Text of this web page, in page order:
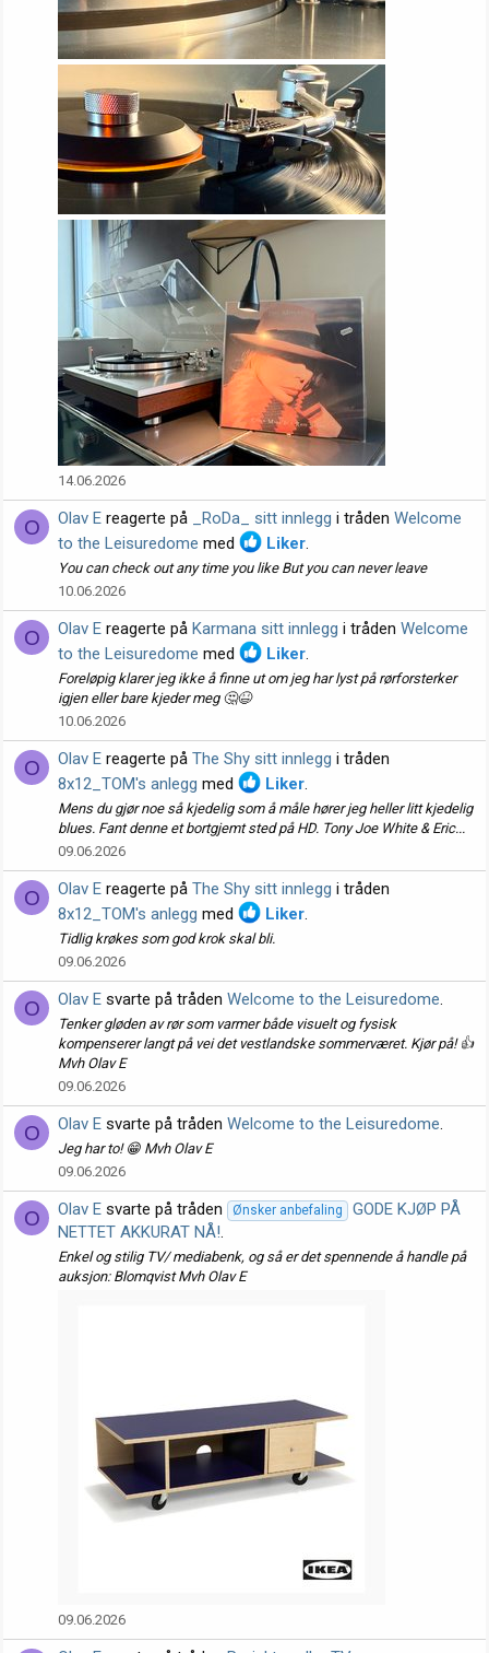
14.06.2026
O Olav E reagerte på _RoDa_ sitt innlegg i tråden Welcome
to the Leisuredome med Liker.
You can check out any time you like But you can never leave
10.06.2026
O Olav E reagerte på Karmana sitt innlegg i tråden Welcome
to the Leisuredome med Liker.
Foreløpig klarer jeg ikke å finne ut om jeg har lyst på rørforsterker
igjen eller bare kjeder meg 🤔😆
10.06.2026
O Olav E reagerte på The Shy sitt innlegg i tråden
8x12_TOM's anlegg med Liker.
Mens du gjør noe så kjedelig som å måle hører jeg heller litt kjedelig
blues. Fant denne et bortgjemt sted på HD. Tony Joe White & Eric...
09.06.2026
O Olav E reagerte på The Shy sitt innlegg i tråden
8x12_TOM's anlegg med Liker.
Tidlig krøkes som god krok skal bli.
09.06.2026
O Olav E svarte på tråden Welcome to the Leisuredome.
Tenker gløden av rør som varmer både visuelt og fysisk
kompenserer langt på vei det vestlandske sommerværet. Kjør på! 👍
Mvh Olav E
09.06.2026
O Olav E svarte på tråden Welcome to the Leisuredome.
Jeg har to! 😁 Mvh Olav E
09.06.2026
O Olav E svarte på tråden Ønsker anbefaling
GODE KJØP PÅ
NETTET AKKURAT NÅ!.
Enkel og stilig TV/ mediabenk, og så er det spennende å handle på
auksjon: Blomqvist Mvh Olav E
09.06.2026